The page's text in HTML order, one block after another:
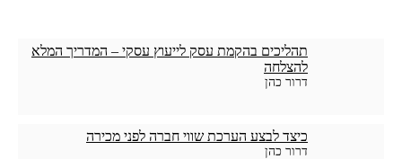
תהליכים בהקמת עסק לייעוץ עסקי – המדריך המלא
להצלחה
דרור כהן
כיצד לבצע הערכת שווי חברה לפני מכירה
דרור כהן